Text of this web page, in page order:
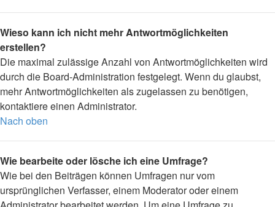
Wieso kann ich nicht mehr Antwortmöglichkeiten
erstellen?
Die maximal zulässige Anzahl von Antwortmöglichkeiten wird
durch die Board-Administration festgelegt. Wenn du glaubst,
mehr Antwortmöglichkeiten als zugelassen zu benötigen,
kontaktiere einen Administrator.
Nach oben
Wie bearbeite oder lösche ich eine Umfrage?
Wie bei den Beiträgen können Umfragen nur vom
ursprünglichen Verfasser, einem Moderator oder einem